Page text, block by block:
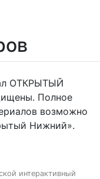
ОТКРЫТЫЙ
Полное
возможно
Нижний».
интерактивный